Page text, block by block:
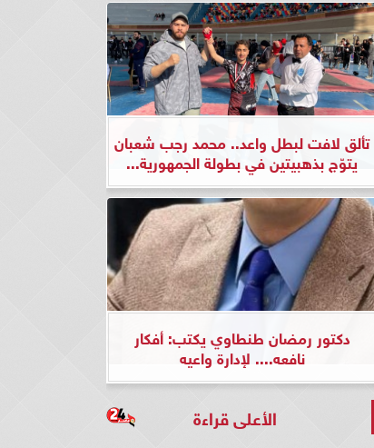
تألق لافت لبطل واعد.. محمد رجب شعبان
يتوّج بذهبيتين في بطولة الجمهورية...
دكتور رمضان طنطاوي يكتب: أفكار
نافعه.... لإدارة واعيه
الأعلى قراءة